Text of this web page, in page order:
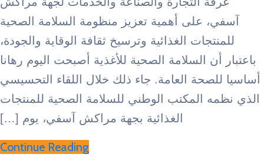
على أهمية تعزيز منظومة السلامة الصحية
الغذائية وترسيخ ثقافة الوقاية والجودة،
السلامة الصحية للأغذية أصبحت اليوم رهانا
العامة. جاء ذلك خلال اللقاء التحسيسي
المكتب الوطني للسلامة الصحية للمنتجات
الغذائية بجهة مراكش آسفي، يوم […]
Continue Reading